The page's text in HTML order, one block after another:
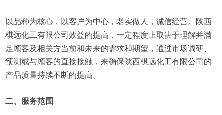
以品种为核心，以客户为中心，老实做人，诚信经营。陕西
棋远化工有限公司效益的提高，一定程度上取决于理解并满
足顾客及相关方当前和未来的需求和期望，通过市场调研、
预测或与顾客的直接接触，来确保陕西棋远化工有限公司的
产品质量持续不断的提高。
二、服务范围